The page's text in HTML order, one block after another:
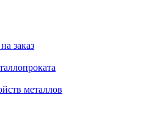
заказ
металлов